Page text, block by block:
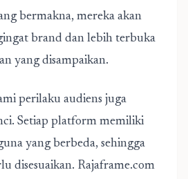
bermakna, mereka akan
brand dan lebih terbuka
yang disampaikan.
perilaku audiens juga
Setiap platform memiliki
yang berbeda, sehingga
disesuaikan. Rajaframe.com